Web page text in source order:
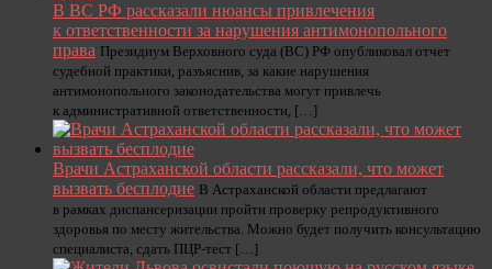
В ВС РФ рассказали нюансы привлечения
к ответственности за нарушения антимонопольного
права Президиум Верховного суда (ВС) РФ опубликовал отчет
судебной практики, разъяснив, за какие нарушения
антимонопольного законодательства могут привлечь
к административной ответственности, […]
Врачи Астраханской области рассказали, что может
вызвать бесплодие В Астраханской области предлагают
в рамках диспансеризации пройти проверку репродуктивного
здоровья по месту жительства. Можно будет получить консультацию
специалиста, сдать ПЦР-тест […]